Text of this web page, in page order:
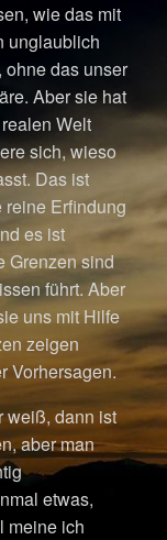
wie das mit
unglaublich
ohne das unser
Aber sie hat
Welt
sich, wieso
Das ist
Erfindung
es ist
Grenzen sind
führt. Aber
uns mit Hilfe
zeigen
Vorhersagen.
weiß, dann ist
aber man
etwas,
meine ich